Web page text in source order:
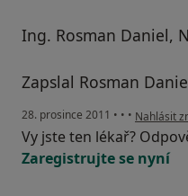
Ing. Rosman Daniel,
Zapslal Rosman
28. prosince 2011 • • • podle
Nahlásit
Vy jste ten lékař?
Zaregistrujte se nyní